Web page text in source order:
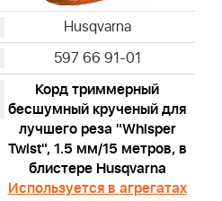
Husqvarna
597 66 91-01
Корд триммерный
бесшумный крученый для
лучшего реза "Whisper
Twist", 1.5 мм/15 метров, в
блистере Husqvarna
Используется в агрегатах